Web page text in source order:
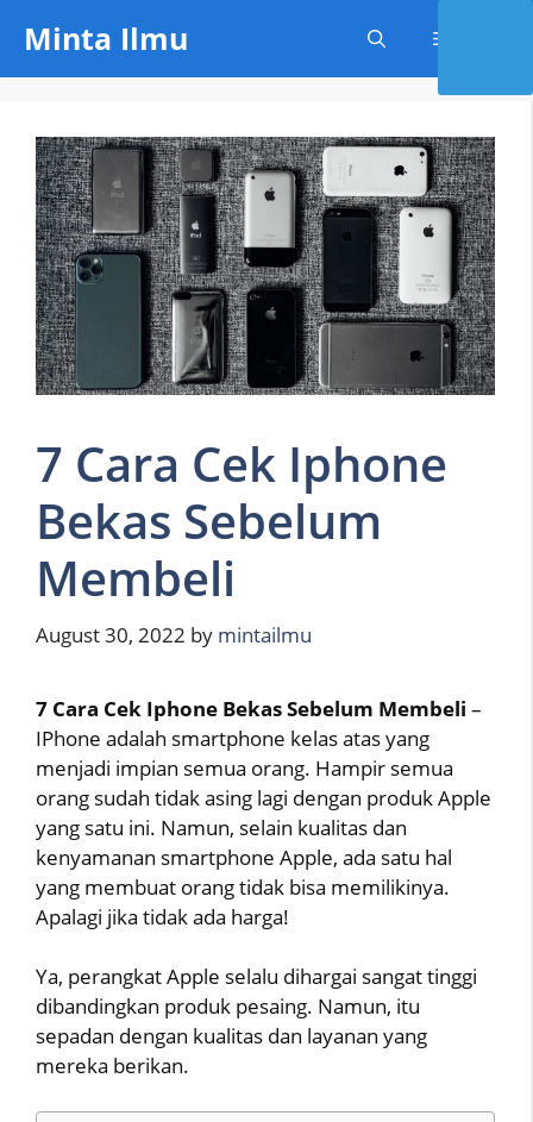
content
Minta Ilmu
7 Cara Cek Iphone
Bekas Sebelum
Membeli
August 30, 2022 by mintailmu
7 Cara Cek Iphone Bekas Sebelum Membeli –
IPhone adalah smartphone kelas atas yang
menjadi impian semua orang. Hampir semua
orang sudah tidak asing lagi dengan produk Apple
yang satu ini. Namun, selain kualitas dan
kenyamanan smartphone Apple, ada satu hal
yang membuat orang tidak bisa memilikinya.
Apalagi jika tidak ada harga!
Ya, perangkat Apple selalu dihargai sangat tinggi
dibandingkan produk pesaing. Namun, itu
sepadan dengan kualitas dan layanan yang
mereka berikan.